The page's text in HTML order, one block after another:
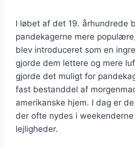
I løbet af det 19. århundrede
pandekagerne mere
blev introduceret som en
gjorde dem lettere og mere
gjorde det muligt for
fast bestanddel af
amerikanske hjem. I dag er
der ofte nydes i
lejligheder.